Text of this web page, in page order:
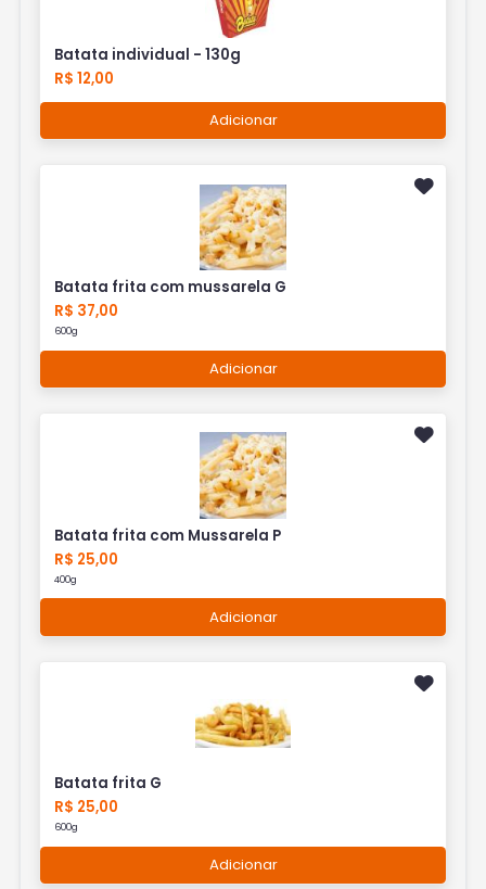
Batata individual - 130g
R$ 12,00
Adicionar
Batata frita com mussarela G
R$ 37,00
600g
Adicionar
Batata frita com Mussarela P
R$ 25,00
400g
Adicionar
Batata frita G
R$ 25,00
600g
Adicionar